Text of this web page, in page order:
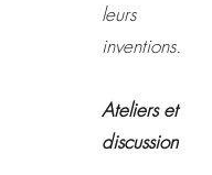
leurs
inventions.
Ateliers et
discussion